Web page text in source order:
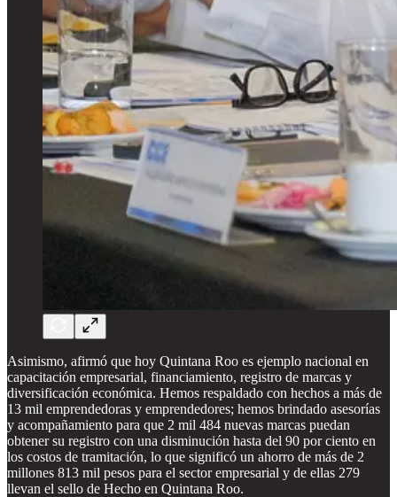
Asimismo, afirmó que hoy Quintana Roo es ejemplo nacional en
capacitación empresarial, financiamiento, registro de marcas y
diversificación económica. Hemos respaldado con hechos a más de
13 mil emprendedoras y emprendedores; hemos brindado asesorías
y acompañamiento para que 2 mil 484 nuevas marcas puedan
obtener su registro con una disminución hasta del 90 por ciento en
los costos de tramitación, lo que significó un ahorro de más de 2
millones 813 mil pesos para el sector empresarial y de ellas 279
llevan el sello de Hecho en Quintana Roo.